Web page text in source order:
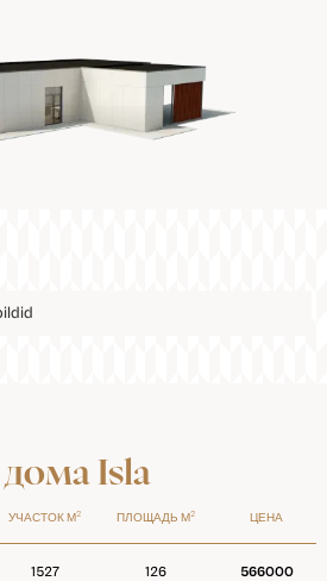
Isla
УЧАСТОК М2 ПЛОЩАДЬ М2 ЦЕНА
1527 126 566000